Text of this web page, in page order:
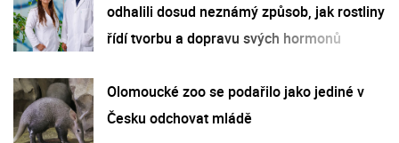
odhalili dosud neznámý způsob, jak rostliny
řídí tvorbu a dopravu svých hormonů
Olomoucké zoo se podařilo jako jediné v
Česku odchovat mládě